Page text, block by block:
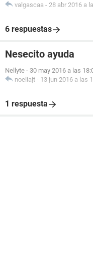
valgascaa - 28 abr 2016 a
6 respuestas
Nesecito ayuda
Nellyte - 30 may 2016 a las
noeliajt - 13 jun 2016 a las
1 respuesta